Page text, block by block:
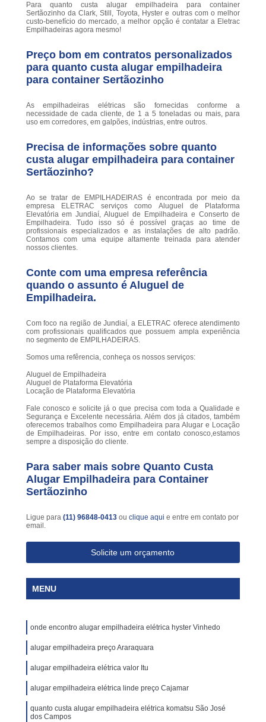
Para quanto custa alugar empilhadeira para container
Sertãozinho da Clark, Still, Toyota, Hyster e outras com o melhor
custo-benefício do mercado, a melhor opção é contatar a Eletrac
Empilhadeiras agora mesmo!
Preço bom em contratos personalizados
para quanto custa alugar empilhadeira
para container Sertãozinho
As empilhadeiras elétricas são fornecidas conforme a
necessidade de cada cliente, de 1 a 5 toneladas ou mais, para
uso em corredores, em galpões, indústrias, entre outros.
Precisa de informações sobre quanto
custa alugar empilhadeira para container
Sertãozinho?
Ao se tratar de EMPILHADEIRAS é encontrada por meio da
empresa ELETRAC serviços como Aluguel de Plataforma
Elevatória em Jundiaí, Aluguel de Empilhadeira e Conserto de
Empilhadeira. Tudo isso só é possível graças ao time de
profissionais especializados e as instalações de alto padrão.
Contamos com uma equipe altamente treinada para atender
nossos clientes.
Conte com uma empresa referência
quando o assunto é Aluguel de
Empilhadeira.
Com foco na região de Jundiaí, a ELETRAC oferece atendimento
com profissionais qualificados que possuem ampla experiência
no segmento de EMPILHADEIRAS.
Somos uma refêrencia, conheça os nossos serviços:
Aluguel de Empilhadeira
Aluguel de Plataforma Elevatória
Locação de Plataforma Elevatória
Fale conosco e solicite já o que precisa com toda a Qualidade e
Segurança e Excelente necessária. Além dos já citados, também
oferecemos trabalhos como Empilhadeira para Alugar e Locação
de Empilhadeiras. Por isso, entre em contato conosco,estamos
sempre a disposição do cliente.
Para saber mais sobre Quanto Custa
Alugar Empilhadeira para Container
Sertãozinho
Ligue para (11) 96848-0413 ou clique aqui e entre em contato por
email.
Solicite um orçamento
MENU
onde encontro alugar empilhadeira elétrica hyster Vinhedo
alugar empilhadeira preço Araraquara
alugar empilhadeira elétrica valor Itu
alugar empilhadeira elétrica linde preço Cajamar
quanto custa alugar empilhadeira elétrica komatsu São José
dos Campos